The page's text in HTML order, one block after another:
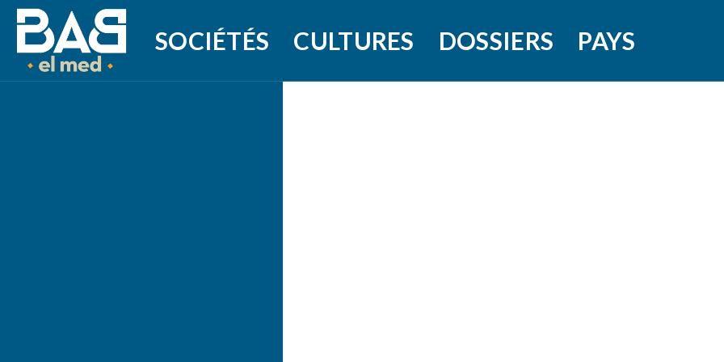
SOCIÉTÉS CULTURES DOSSIERS PAYS